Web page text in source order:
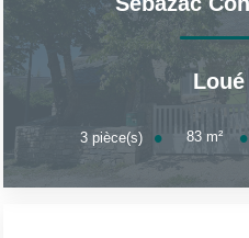
Loué
3pièce(s) 83 m²